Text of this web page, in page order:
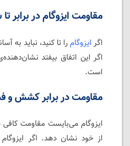
مقاومت ایزوگام در برابر
اگر ایزوگامرا تا کنید، نباید به
اگر این اتفاق بیفتد
است.
مقاومت در برابر کشش و
ایزوگام می‌بایست مقاومت
از خود نشان دهد. اگر ایزوگام